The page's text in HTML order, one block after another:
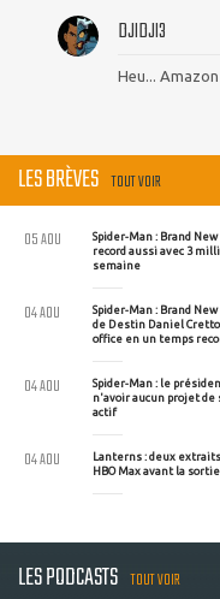
DJIDJI3
Heu...
LES BRÈVES TOUT VOIR
Spider-Man : Brand
record aussi avec 3
semaine
05 AOU
Spider-Man : Brand
de Destin Daniel
office en un temps
04 AOU
Spider-Man : le
n'avoir aucun projet
actif
04 AOU
Lanterns : deux
HBO Max avant la sortie
04 AOU
LES PODCASTS TOUT VOIR